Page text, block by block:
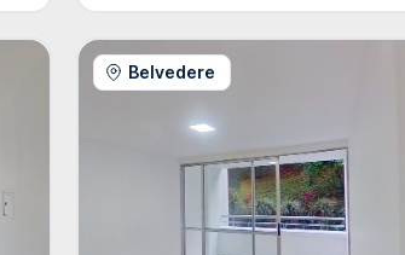
Belvedere